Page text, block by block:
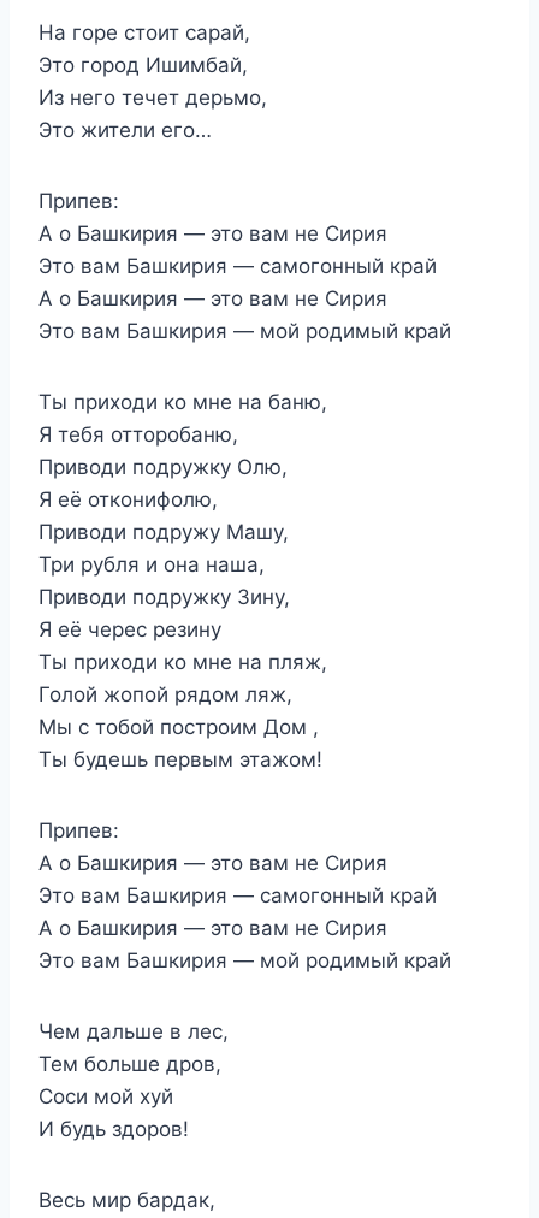
На горе стоит сарай,
Это город Ишимбай,
Из него течет дерьмо,
Это жители его…
Припев:
А о Башкирия — это вам не Сирия
Это вам Башкирия — самогонный край
А о Башкирия — это вам не Сирия
Это вам Башкирия — мой родимый край
Ты приходи ко мне на баню,
Я тебя отторобаню,
Приводи подружку Олю,
Я её отконифолю,
Приводи подружу Машу,
Три рубля и она наша,
Приводи подружку Зину,
Я её черес резину
Ты приходи ко мне на пляж,
Голой жопой рядом ляж,
Мы с тобой построим Дом ,
Ты будешь первым этажом!
Припев:
А о Башкирия — это вам не Сирия
Это вам Башкирия — самогонный край
А о Башкирия — это вам не Сирия
Это вам Башкирия — мой родимый край
Чем дальше в лес,
Тем больше дров,
Соси мой хуй
И будь здоров!
Весь мир бардак,